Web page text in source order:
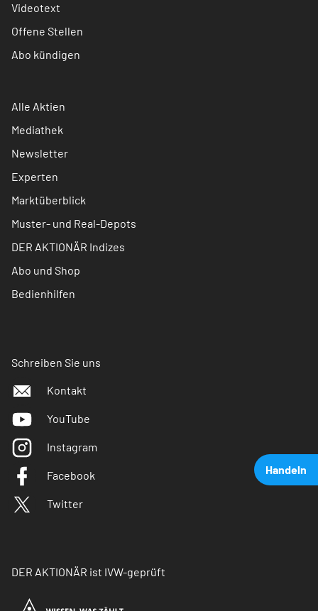
Handeln
Videotext
Offene Stellen
Abo kündigen
Alle Aktien
Mediathek
Newsletter
Experten
Marktüberblick
Muster- und Real-Depots
DER AKTIONÄR Indizes
Abo und Shop
Bedienhilfen
Schreiben Sie uns
Kontakt
YouTube
Instagram
Facebook
Twitter
DER AKTIONÄR ist IVW-geprüft